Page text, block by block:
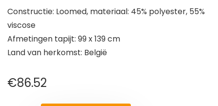
Constructie: Loomed, materiaal: 45% polyester, 55%
viscose
Afmetingen tapijt: 99 x 139 cm
Land van herkomst: België
€86.52